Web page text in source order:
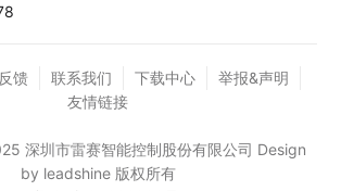
馈 联系我们 下载中心
举报&声明
友情链接
深圳市雷赛智能控制股份有限公司 Design
by leadshine 版权所有